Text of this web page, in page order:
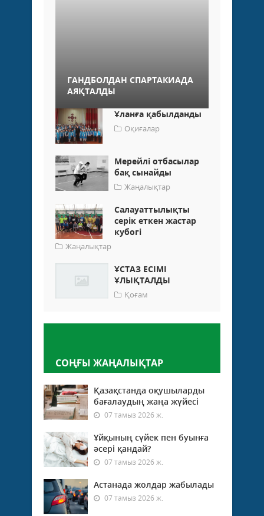
ГАНДБОЛДАН СПАРТАКИАДА
АЯҚТАЛДЫ
Ұланға қабылданды
Оқиғалар
Мерейлі отбасылар
бақ сынайды
Жаңалықтар
Салауаттылықты
серік еткен жастар
кубогі
Жаңалықтар
ҰСТАЗ ЕСІМІ
ҰЛЫҚТАЛДЫ
Қоғам
СОҢҒЫ ЖАҢАЛЫҚТАР
Қазақстанда оқушыларды
бағалаудың жаңа жүйесі
07 тамыз 2026 ж.
Ұйқының сүйек пен буынға
әсері қандай?
07 тамыз 2026 ж.
Астанада жолдар жабылады
07 тамыз 2026 ж.